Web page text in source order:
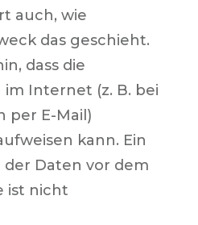
auch, wie
das geschieht.
dass die
Internet (z. B. bei
per E-Mail)
kann. Ein
der Daten vor dem
ist nicht